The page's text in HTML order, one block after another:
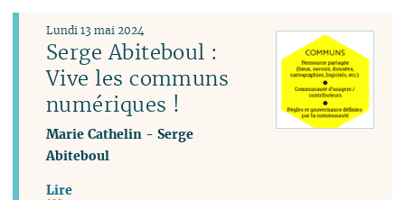
Serge Abiteboul :
Vive les communs
numériques !
Lundi 13 mai 2024
Marie Cathelin -Serge
Abiteboul
Lire